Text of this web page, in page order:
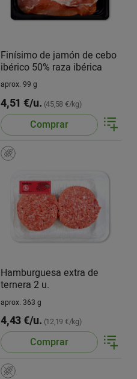
Finísimo de jamón de cebo
ibérico 50% raza ibérica
aprox. 99 g
4,51 €/u. (45,58 €/kg)
Comprar
Hamburguesa extra de
ternera 2 u.
aprox. 363 g
4,43 €/u. (12,19 €/kg)
Comprar